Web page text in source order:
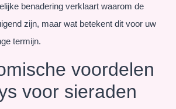
benadering verklaart waarom de
zijn, maar wat betekent dit voor uw
termijn.
voordelen
voor sieraden